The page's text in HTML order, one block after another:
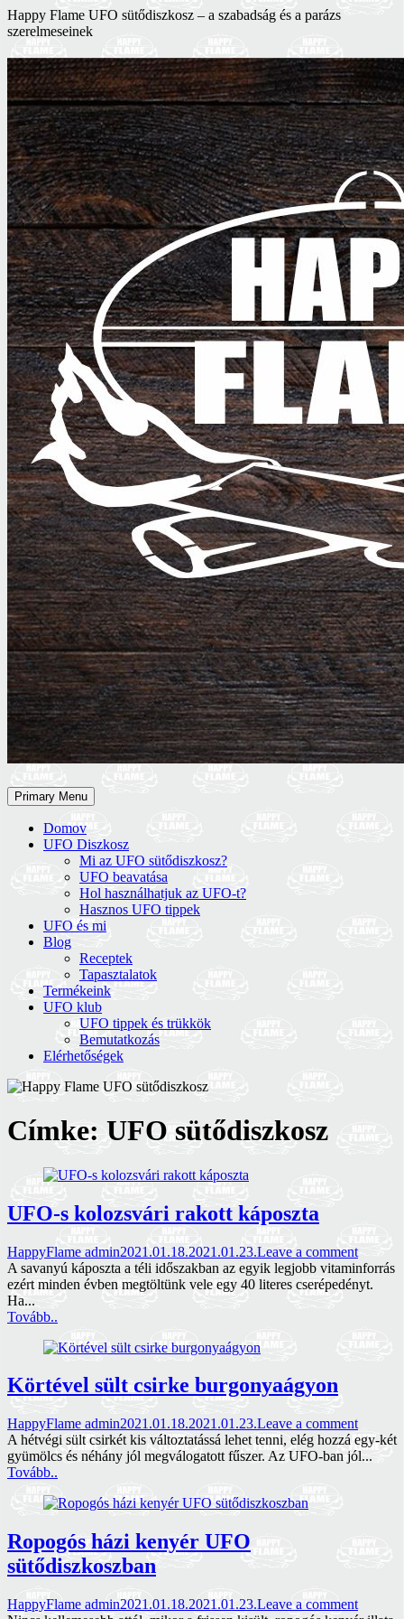
Skip
to
Happy Flame UFO sütődiszkosz – a szabadság és a parázs
szerelmeseinek
Primary Menu
Domov
UFO Diszkosz
Mi az UFO sütődiszkosz?
UFO beavatása
Hol használhatjuk az UFO-t?
Hasznos UFO tippek
UFO és mi
Blog
Receptek
Tapasztalatok
Termékeink
UFO klub
UFO tippek és trükkök
Bemutatkozás
Elérhetőségek
Címke: UFO sütődiszkosz
UFO-s kolozsvári rakott káposzta
HappyFlame admin2021.01.18.2021.01.23.Leave a comment
A savanyú káposzta a téli időszakban az egyik legjobb vitaminforrás
ezért minden évben megtöltünk vele egy 40 literes cserépedényt.
Ha...
Tovább..
Körtével sült csirke burgonyaágyon
HappyFlame admin2021.01.18.2021.01.23.Leave a comment
A hétvégi sült csirkét kis változtatássá lehet tenni, elég hozzá egy-két
gyümölcs és néhány jól megválogatott fűszer. Az UFO-ban jól...
Tovább..
Ropogós házi kenyér UFO
sütődiszkoszban
HappyFlame admin2021.01.18.2021.01.23.Leave a comment